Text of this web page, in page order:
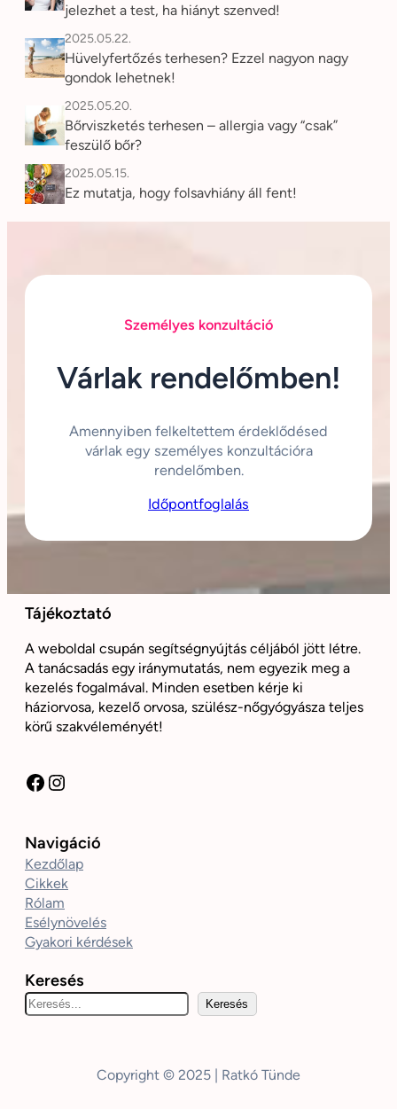
jelezhet a test, ha hiányt szenved!
2025.05.22.
Hüvelyfertőzés terhesen? Ezzel nagyon nagy
gondok lehetnek!
2025.05.20.
Bőrviszketés terhesen – allergia vagy “csak”
feszülő bőr?
2025.05.15.
Ez mutatja, hogy folsavhiány áll fent!
Személyes konzultáció
Várlak rendelőmben!
Amennyiben felkeltettem érdeklődésed
várlak egy személyes konzultációra
rendelőmben.
Időpontfoglalás
Tájékoztató
A weboldal csupán segítségnyújtás céljából jött létre.
A tanácsadás egy iránymutatás, nem egyezik meg a
kezelés fogalmával. Minden esetben kérje ki
háziorvosa, kezelő orvosa, szülész-nőgyógyásza teljes
körű szakvéleményét!
Facebook Instagram
Navigáció
Kezdőlap
Cikkek
Rólam
Esélynövelés
Gyakori kérdések
Keresés
e
s
Keresés
Copyright © 2025 | Ratkó Tünde